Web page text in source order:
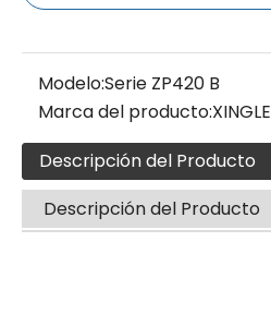
Modelo:Serie ZP420 B
Marca del producto:XINGLE
Descripción del Producto
Descripción del Producto